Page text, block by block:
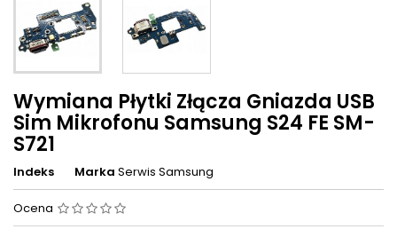
Wymiana Płytki Złącza Gniazda USB
Sim Mikrofonu Samsung S24 FE SM-
S721
Indeks Marka Serwis Samsung
Ocena